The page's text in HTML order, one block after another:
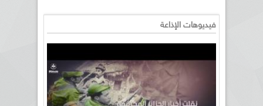
فيديوهات الإذاعة